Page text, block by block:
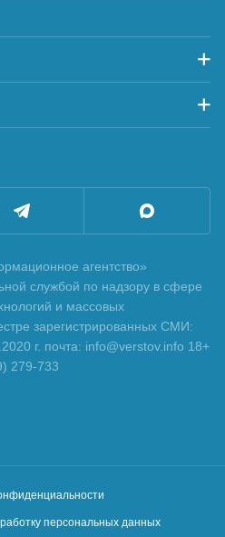
агентство»
службой по надзору в сфере
и массовых
зарегистрированных СМИ:
г. почта: info@verstov.info 18+
279-733
персональных данных